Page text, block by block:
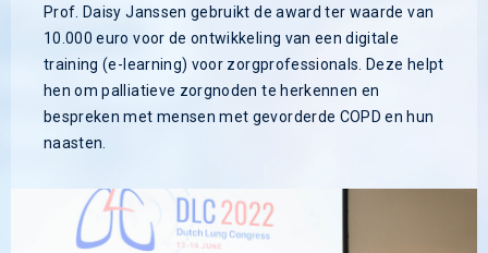
Prof. Daisy Janssen gebruikt de award ter waarde van
10.000 euro voor de ontwikkeling van een digitale
training (e-learning) voor zorgprofessionals. Deze helpt
hen om palliatieve zorgnoden te herkennen en
bespreken met mensen met gevorderde COPD en hun
naasten.